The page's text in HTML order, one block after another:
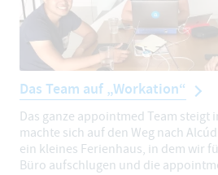
Das Team auf „Workation“
Das ganze appointmed Team steigt
machte sich auf den Weg nach
ein kleines Ferienhaus, in dem wir
Büro aufschlugen und die